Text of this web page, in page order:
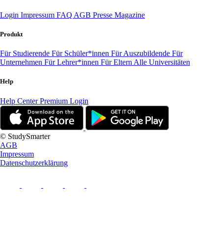
Login Impressum FAQ AGB Presse Magazine
Produkt
Für Studierende Für Schüler*innen Für Auszubildende Für
Unternehmen Für Lehrer*innen Für Eltern Alle Universitäten
Help
Help CenterPremium Login
© StudySmarter
AGB
Impressum
Datenschutzerklärung